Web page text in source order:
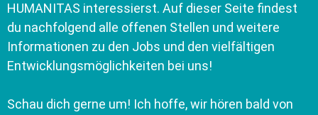
HUMANITAS interessierst. Auf dieser Seite findest
du nachfolgend alle offenen Stellen und weitere
Informationen zu den Jobs und den vielfältigen
Entwicklungsmöglichkeiten bei uns!
Schau dich gerne um! Ich hoffe, wir hören bald von